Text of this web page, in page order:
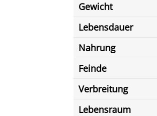
Gewicht
Lebensdauer
Nahrung
Feinde
Verbreitung
Lebensraum